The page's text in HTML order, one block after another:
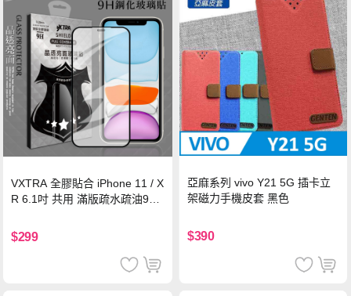
VXTRA 全膠貼合 iPhone 11 / X
R 6.1吋 共用 滿版疏水疏油9H
$299
亞麻系列 vivo Y21 5G 插卡立
架磁力手機皮套 黑色
$390